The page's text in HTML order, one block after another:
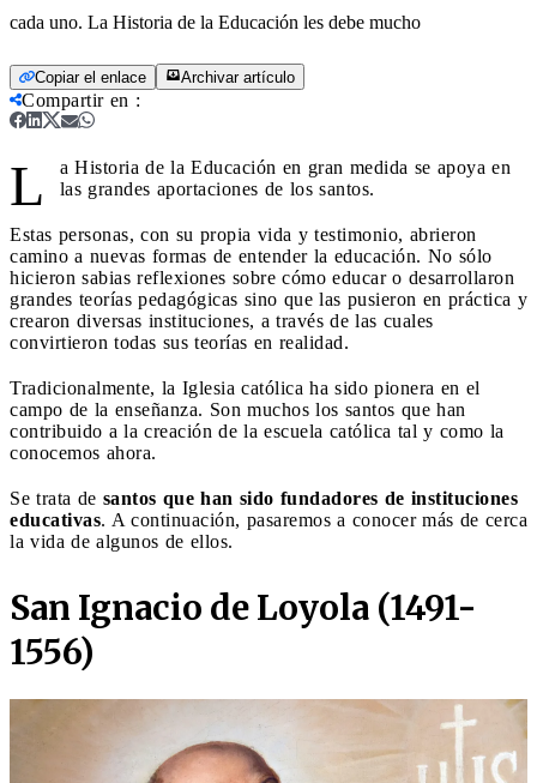
cada uno. La Historia de la Educación les debe mucho
Copiar el enlace Archivar artículo
Compartir en :
L
a Historia de la Educación en gran medida se apoya en
las grandes aportaciones de los santos.
Estas personas, con su propia vida y testimonio, abrieron
camino a nuevas formas de entender la educación. No sólo
hicieron sabias reflexiones sobre cómo educar o desarrollaron
grandes teorías pedagógicas sino que las pusieron en práctica y
crearon diversas instituciones, a través de las cuales
convirtieron todas sus teorías en realidad.
Tradicionalmente, la Iglesia católica ha sido pionera en el
campo de la enseñanza. Son muchos los santos que han
contribuido a la creación de la escuela católica tal y como la
conocemos ahora.
Se trata de santos que han sido fundadores de instituciones
educativas. A continuación, pasaremos a conocer más de cerca
la vida de algunos de ellos.
San Ignacio de Loyola (1491-
1556)